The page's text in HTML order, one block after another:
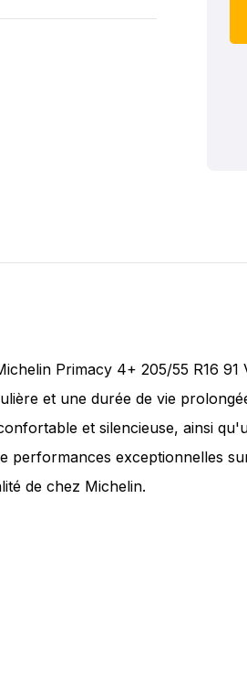
Primacy 4+ 205/55 R16
et une durée de vie
et silencieuse, ainsi
performances exceptionnelles
de chez Michelin.